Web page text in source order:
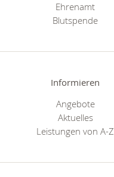
Ehrenamt
Blutspende
Informieren
Angebote
Aktuelles
Leistungen von A-Z